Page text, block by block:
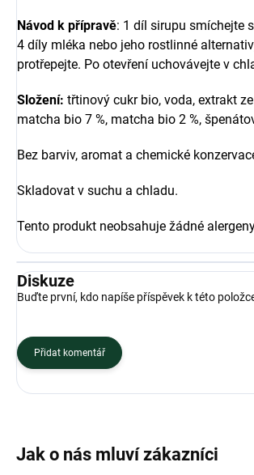
Návod k přípravě: 1 díl sirupu smíchejte
4 díly mléka nebo jeho rostlinné
protřepejte. Po otevření uchovávejte v
Složení: třtinový cukr bio, voda, extrakt
matcha bio 7 %, matcha bio 2 %,
Bez barviv, aromat a chemické
Skladovat v suchu a chladu.
Tento produkt neobsahuje žádné
Diskuze
Buďte první, kdo napíše příspěvek k této
Přidat komentář